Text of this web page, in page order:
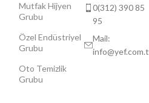
Mutfak Hijyen
Grubu
Özel Endüstriyel
Grubu
Oto Temizlik
Grubu
0(312) 390 85
95
Mail: